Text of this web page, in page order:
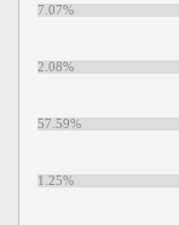
7.07%
2.08%
57.59%
1.25%